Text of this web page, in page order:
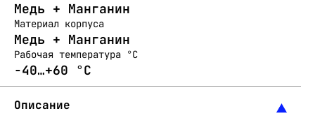
Медь + Манганин
Материал корпуса
Медь + Манганин
Рабочая температура °C
-40…+60 °C
Описание